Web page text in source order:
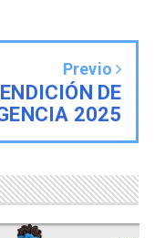
Previo
DE
2025